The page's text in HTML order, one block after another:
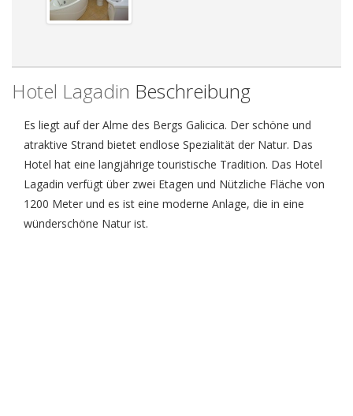
Hotel Lagadin Beschreibung
Es liegt auf der Alme des Bergs Galicica. Der schöne und
atraktive Strand bietet endlose Spezialität der Natur. Das
Hotel hat eine langjährige touristische Tradition. Das Hotel
Lagadin verfügt über zwei Etagen und Nützliche Fläche von
1200 Meter und es ist eine moderne Anlage, die in eine
wünderschöne Natur ist.